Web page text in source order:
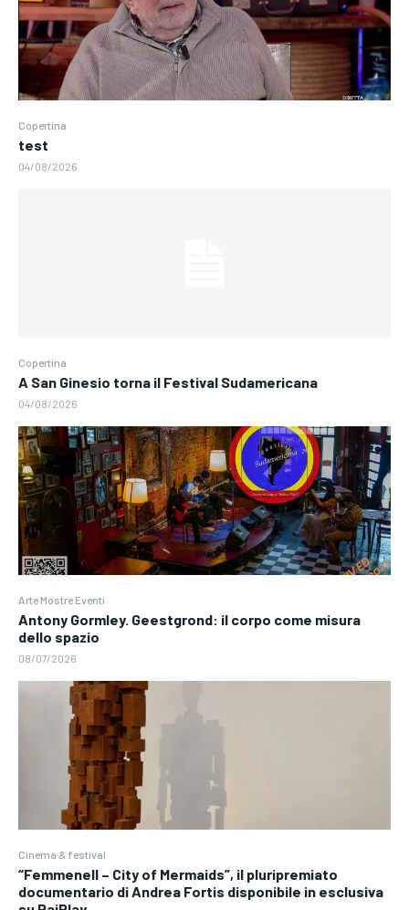
Copertina
test
04/08/2026
Copertina
A San Ginesio torna il Festival Sudamericana
04/08/2026
Arte Mostre Eventi
Antony Gormley. Geestgrond: il corpo come misura
dello spazio
08/07/2026
Cinema & festival
“Femmenell – City of Mermaids”, il pluripremiato
documentario di Andrea Fortis disponibile in esclusiva